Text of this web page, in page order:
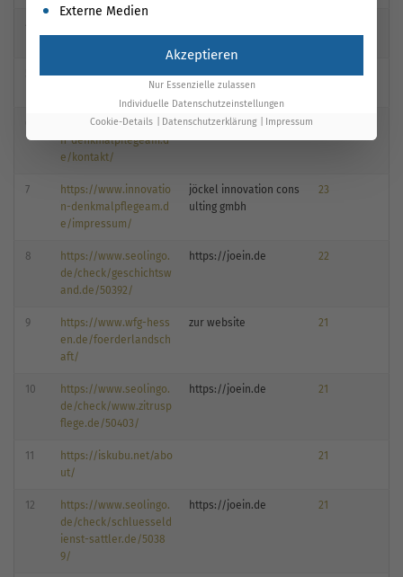
Mehr Daten mitFree A
jöin gmbh 24
https://www.innovatio
n-denkmalpflegeam.d
e/kontakt/
webseite besuchen
7
https://www.innovatio
n-denkmalpflegeam.d
e/impressum/
jöckel innovation cons
ulting gmbh
23
8
https://www.seolingo.
de/check/geschichtsw
and.de/50392/
https://joein.de 22
9
https://www.wfg-hess
en.de/foerderlandsch
aft/
zur website 21
10
https://www.seolingo.
de/check/www.zitrusp
flege.de/50403/
https://joein.de 21
11
https://iskubu.net/abo
ut/
21
12
https://www.seolingo.
de/check/schluesseld
ienst-sattler.de/5038
9/
https://joein.de 21
Externe Medien
Akzeptieren
Nur Essenzielle zulassen
Individuelle Datenschutzeinstellungen
Cookie-Details
Datenschutzerklärung Impressum